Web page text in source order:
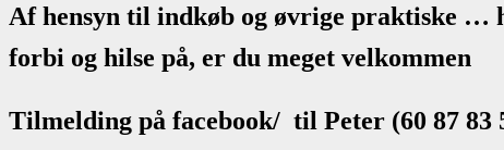
Af hensyn til indkøb og øvrige praktiske …
forbi og hilse på, er du meget velkommen
Tilmelding på facebook/ til Peter (60 87 83